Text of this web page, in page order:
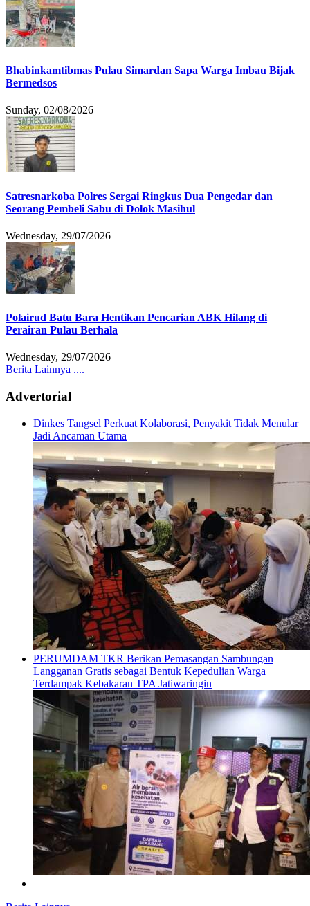
Bhabinkamtibmas Pulau Simardan Sapa Warga Imbau Bijak
Bermedsos
Sunday, 02/08/2026
Satresnarkoba Polres Sergai Ringkus Dua Pengedar dan
Seorang Pembeli Sabu di Dolok Masihul
Wednesday, 29/07/2026
Polairud Batu Bara Hentikan Pencarian ABK Hilang di
Perairan Pulau Berhala
Wednesday, 29/07/2026
Berita Lainnya ....
Advertorial
Dinkes Tangsel Perkuat Kolaborasi, Penyakit Tidak Menular
Jadi Ancaman Utama
PERUMDAM TKR Berikan Pemasangan Sambungan
Langganan Gratis sebagai Bentuk Kepedulian Warga
Terdampak Kebakaran TPA Jatiwaringin